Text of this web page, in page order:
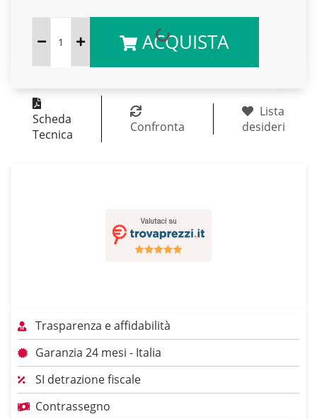
ACQUISTA
Scheda
Tecnica
Confronta
Lista
desideri
Trasparenza e affidabilità
Garanzia 24 mesi - Italia
SI detrazione fiscale
Contrassegno